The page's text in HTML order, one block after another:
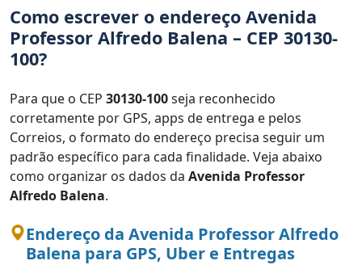
Como escrever o endereço Avenida
Professor Alfredo Balena – CEP 30130-
100?
Para que o CEP 30130-100seja reconhecido
corretamente por GPS, apps de entrega e pelos
Correios, o formato do endereço precisa seguir um
padrão específico para cada finalidade. Veja abaixo
como organizar os dados da Avenida Professor
Alfredo Balena.
Endereço da Avenida Professor Alfredo
Balena para GPS, Uber e Entregas